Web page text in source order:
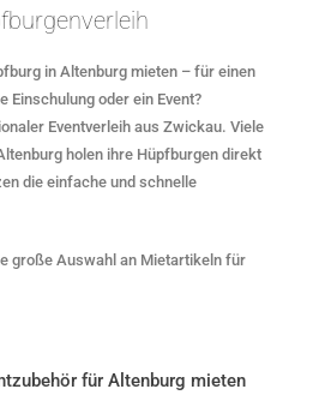
in Altenburg mieten – für einen
Einschulung oder ein Event?
Eventverleih aus Zwickau. Viele
holen ihre Hüpfburgen direkt
die einfache und schnelle
große Auswahl an Mietartikeln für
für Altenburg mieten